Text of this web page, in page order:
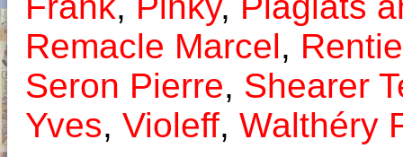
Remacle Marcel,
Seron Pierre, Shearer
Yves, Violeff, Walthéry